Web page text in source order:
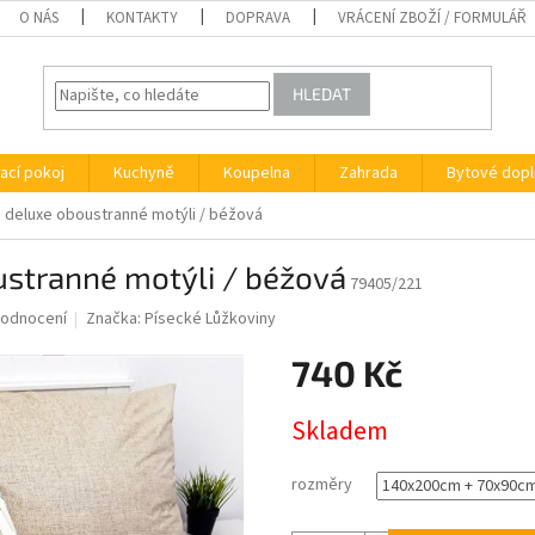
O NÁS KONTAKTY DOPRAVA VRÁCENÍ ZBOŽÍ / FORMULÁŘ
HLEDAT
pokoj Kuchyně Koupelna Zahrada Bytové
deluxe oboustranné motýli / béžová
motýli / béžová 79405/221
Značka:Písecké Lůžkoviny
740 Kč
cena:
Skladem
rozměry